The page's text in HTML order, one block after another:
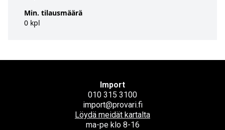
Min. tilausmäärä
0 kpl
Import
010 315 3100
import@provari.fi
Löydä meidät kartalta
ma-pe klo 8-16